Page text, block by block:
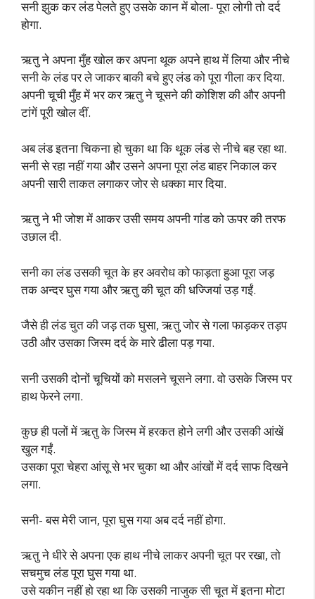
सनी झुक कर लंड पेलते हुए उसके कान में बोला- पूरा लोगी तो दर्द
होगा.
ऋतु ने अपना मुँह खोल कर अपना थूक अपने हाथ में लिया और नीचे
सनी के लंड पर ले जाकर बाकी बचे हुए लंड को पूरा गीला कर दिया.
अपनी चूची मुँह में भर कर ऋतु ने चूसने की कोशिश की और अपनी
टांगें पूरी खोल दीं.
अब लंड इतना चिकना हो चुका था कि थूक लंड से नीचे बह रहा था.
सनी से रहा नहीं गया और उसने अपना पूरा लंड बाहर निकाल कर
अपनी सारी ताकत लगाकर जोर से धक्का मार दिया.
ऋतु ने भी जोश में आकर उसी समय अपनी गांड को ऊपर की तरफ
उछाल दी.
सनी का लंड उसकी चूत के हर अवरोध को फाड़ता हुआ पूरा जड़
तक अन्दर घुस गया और ऋतु की चूत की धज्जियां उड़ गईं.
जैसे ही लंड चुत की जड़ तक घुसा, ऋतु जोर से गला फाड़कर तड़प
उठी और उसका जिस्म दर्द के मारे ढीला पड़ गया.
सनी उसकी दोनों चूचियों को मसलने चूसने लगा. वो उसके जिस्म पर
हाथ फेरने लगा.
कुछ ही पलों में ऋतु के जिस्म में हरकत होने लगी और उसकी आंखें
खुल गईं.
उसका पूरा चेहरा आंसू से भर चुका था और आंखों में दर्द साफ दिखने
लगा.
सनी- बस मेरी जान, पूरा घुस गया अब दर्द नहीं होगा.
ऋतु ने धीरे से अपना एक हाथ नीचे लाकर अपनी चूत पर रखा, तो
सचमुच लंड पूरा घुस गया था.
उसे यकीन नहीं हो रहा था कि उसकी नाजुक सी चूत में इतना मोटा